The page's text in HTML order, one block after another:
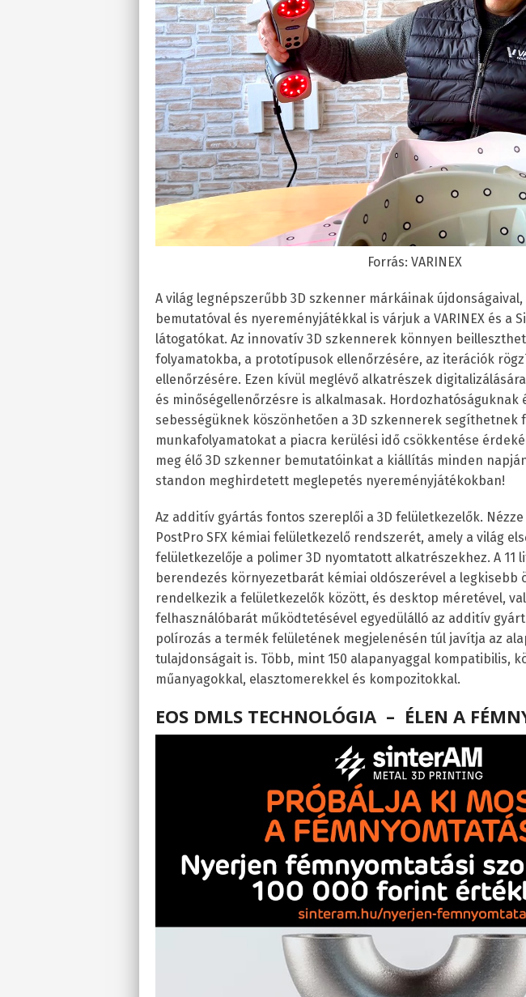
Forrás: VARINEX
A világ legnépszerűbb 3D szkenner márkáinak újdonságaival,
bemutatóval és nyereményjátékkal is várjuk a VARINEX és a
látogatókat. Az innovatív 3D szkennerek könnyen
folyamatokba, a prototípusok ellenőrzésére, az iterációk
ellenőrzésére. Ezen kívül meglévő alkatrészek
és minőségellenőrzésre is alkalmasak. Hordozhatóságuknak
sebességüknek köszönhetően a 3D szkennerek segíthetnek
munkafolyamatokat a piacra kerülési idő csökkentése
meg élő 3D szkenner bemutatóinkat a kiállítás minden
standon meghirdetett meglepetés nyereményjátékokban!
Az additív gyártás fontos szereplői a 3D felületkezelők.
PostPro SFX kémiai felületkezelő rendszerét, amely a világ
felületkezelője a polimer 3D nyomtatott alkatrészekhez. A 11
berendezés környezetbarát kémiai oldószerével a legkisebb
rendelkezik a felületkezelők között, és desktop méretével,
felhasználóbarát működtetésével egyedülálló az additív
polírozás a termék felületének megjelenésén túl javítja az
tulajdonságait is. Több, mint 150 alapanyaggal kompatibilis,
műanyagokkal, elasztomerekkel és kompozitokkal.
EOS DMLS TECHNOLÓGIA – ÉLEN A